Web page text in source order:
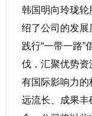
韩国明向玲珑轮
绍了公司的发展
践行“一带一路”
伐，汇聚优势
有国际影响力
远流长、成果丰